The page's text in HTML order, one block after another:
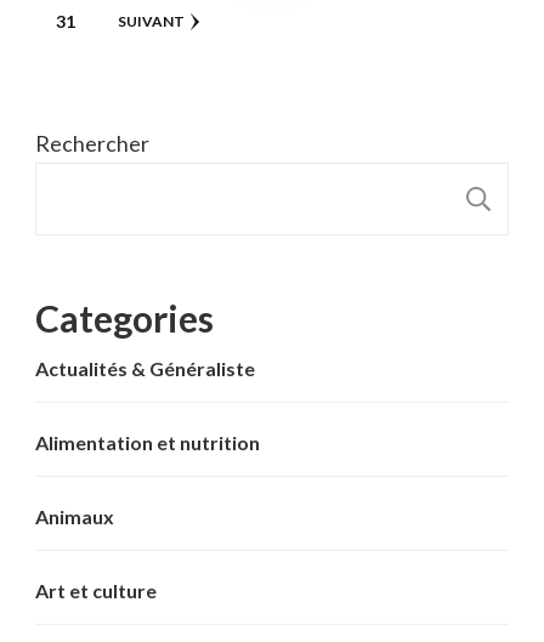
publications
PAGE
31 SUIVANT
Rechercher
Categories
Actualités & Généraliste
Alimentation et nutrition
Animaux
Art et culture